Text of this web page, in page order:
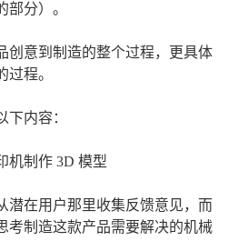
部分）。
创意到制造的整个过程，更具体
程。
内容：
机制作 3D 模型
潜在用户那里收集反馈意见，而
考制造这款产品需要解决的机械